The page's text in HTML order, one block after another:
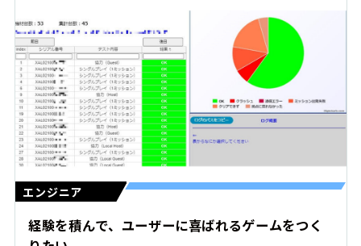
エンジニア
経験を積んで、ユーザーに喜ばれるゲームをつく